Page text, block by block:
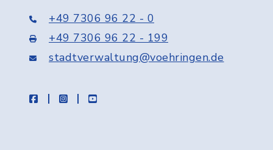
+49 7306 96 22 - 0
+49 7306 96 22 - 199
stadtverwaltung@voehringen.de
facebookinstagramyoutube